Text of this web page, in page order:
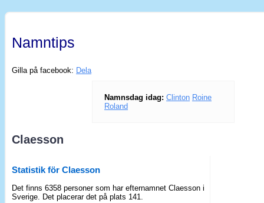
Namntips
Gilla på facebook: Dela
Namnsdag idag: Clinton Roine
Roland
Claesson
Statistik för Claesson
Det finns 6358 personer som har efternamnet Claesson i
Sverige. Det placerar det på plats 141.